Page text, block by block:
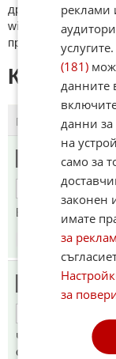
други сайтове и
wikipedia.org,
премахнати.
ПОСЛЕДНИ
сащисан
ОТГОВОР
Ей ся Папа
12.06.2026
Довечера
Чичо Дончо да и
сделка.
реклами
(181)
данните
данни за
на
само за
законен
имате
за
за